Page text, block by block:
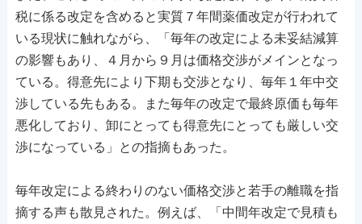
税に係る改定を含めると実質７年間薬価改定が行われて
いる現状に触れながら、「毎年の改定による未妥結減算
の影響もあり、４月から９月は価格交渉がメインとなっ
ている。得意先により下期も交渉となり、毎年１年中交
渉している先もある。また毎年の改定で最終原価も毎年
悪化しており、卸にとっても得意先にとっても厳しい交
渉になっている」との指摘もあった。
毎年改定による終わりのない価格交渉と若手の離職を指
摘する声も散見された。例えば、「中間年改定で見積も